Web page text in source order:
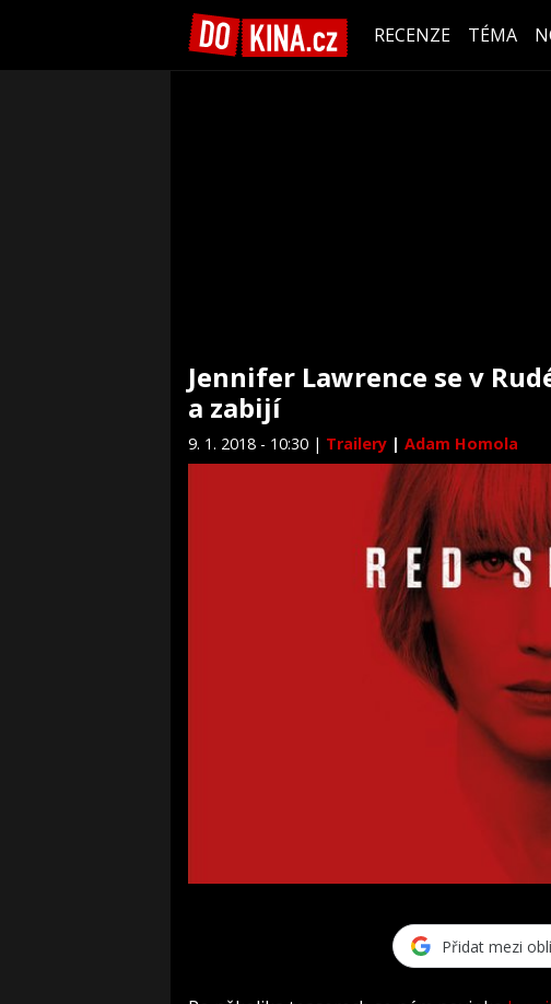
RECENZE TÉMA
Jennifer Lawrence se v
a zabijí
9. 1. 2018 - 10:30 | Trailery | Adam Homola
Přidat mezi